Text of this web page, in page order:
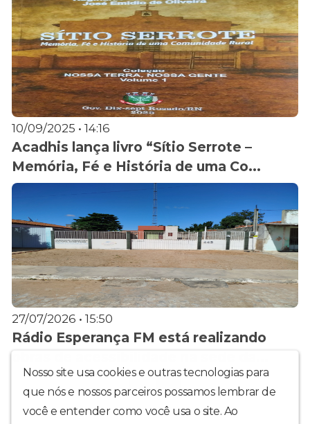
10/09/2025 • 14:16
Acadhis lança livro “Sítio Serrote –
Memória, Fé e História de uma Co...
27/07/2026 • 15:50
Rádio Esperança FM está realizando
Nosso site usa cookies e outras tecnologias para
que nós e nossos parceiros possamos lembrar de
você e entender como você usa o site. Ao